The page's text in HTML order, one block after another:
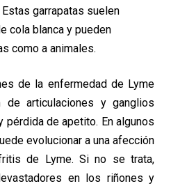
garrapatas suelen
cola blanca y pueden
como a animales.
de la enfermedad de Lyme
de articulaciones y ganglios
de apetito. En algunos
evolucionar a una afección
de Lyme. Si no se trata,
en los riñones y